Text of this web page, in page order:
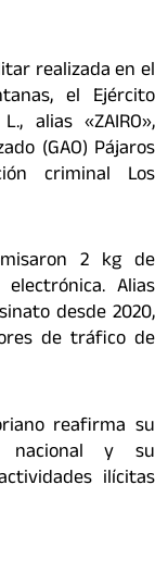
realizada en el
el Ejército
alias «ZAIRO»,
(GAO) Pájaros
criminal Los
2 kg de
Alias
desde 2020,
de tráfico de
reafirma su
nacional y su
ilícitas